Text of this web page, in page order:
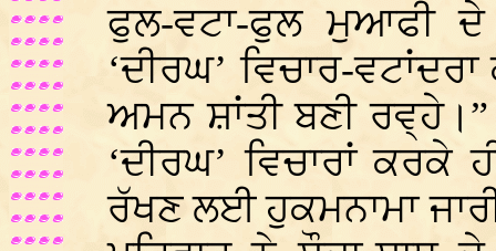
ਫੁਲ-ਵਟਾ-ਫੁਲ ਮੁਆਫੀ
‘ਦੀਰਘ’ ਵਿਚਾਰ-
ਅਮਨ ਸ਼ਾਂਤੀ ਬਣੀ
‘ਦੀਰਘ’ ਵਿਚਾਰਾਂ
ਰੱਖਣ ਲਈ ਹੁਕਮਨਾਮਾ